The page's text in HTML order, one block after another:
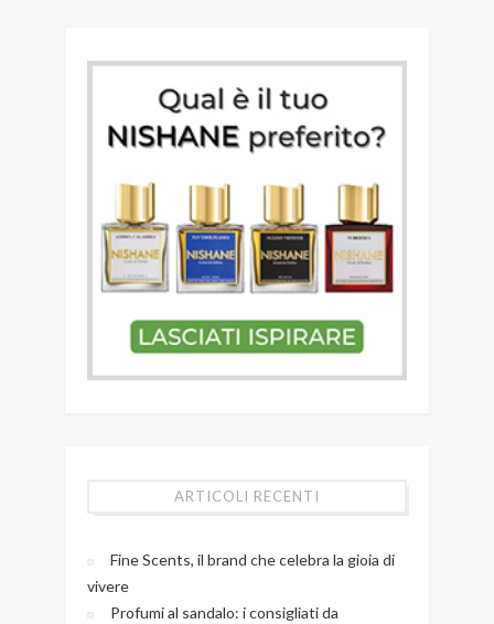
ARTICOLI RECENTI
Fine Scents, il brand che celebra la gioia di
vivere
Profumi al sandalo: i consigliati da